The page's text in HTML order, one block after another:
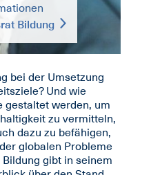
Bildung
bei der Umsetzung
Und wie
gestaltet werden, um
zu vermitteln,
dazu zu befähigen,
globalen Probleme
gibt in seinem